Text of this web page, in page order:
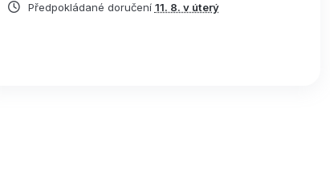
Předpokládané doručení 11. 8. v úterý